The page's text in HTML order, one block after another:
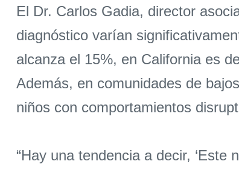
El Dr. Carlos Gadia, director
diagnóstico varían
alcanza el 15%, en California es
Además, en comunidades de
niños con comportamientos
“Hay una tendencia a decir, ‘Este